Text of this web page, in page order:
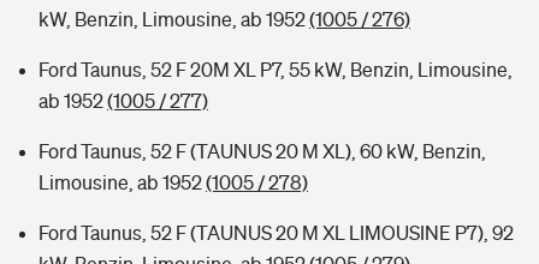
kW, Benzin, Limousine, ab 1952(1005 / 276)
Ford Taunus, 52 F 20M XL P7, 55 kW, Benzin, Limousine,
ab 1952(1005 / 277)
Ford Taunus, 52 F (TAUNUS 20 M XL), 60 kW, Benzin,
Limousine, ab 1952(1005 / 278)
Ford Taunus, 52 F (TAUNUS 20 M XL LIMOUSINE P7), 92